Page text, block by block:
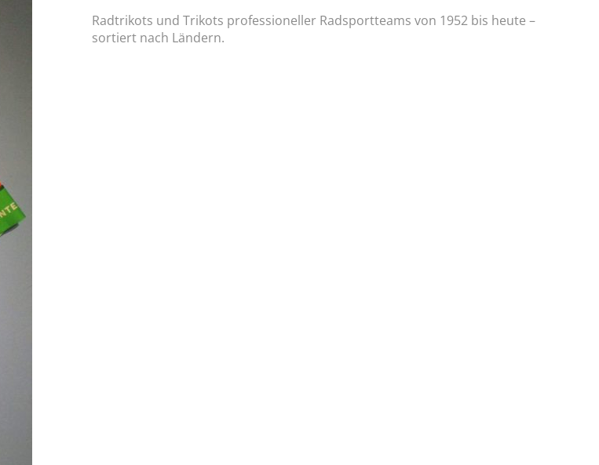
Radtrikots und Trikots professioneller Radsportteams von 1952 bis heute –
sortiert nach Ländern.